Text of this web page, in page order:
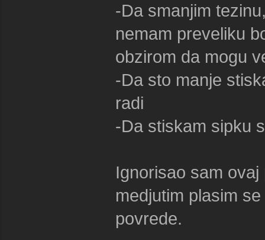
-Da smanjim
nemam preveliku
obzirom da mogu
-Da sto manje
radi
-Da stiskam sipku
Ignorisao sam
medjutim plasim
povrede.